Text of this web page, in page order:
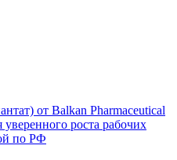
от Balkan Pharmaceutical
роста рабочих
по РФ